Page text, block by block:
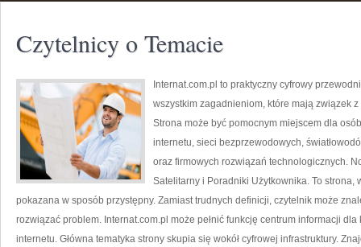
Czytelnicy o Temacie
Internat.com.pl to praktyczny cyfrowy
wszystkim zagadnieniom, które mają związek
Strona może być pomocnym miejscem dla
internetu, sieci bezprzewodowych,
oraz firmowych rozwiązań technologicznych.
Satelitarny i Poradniki Użytkownika. To strona,
pokazana w sposób przystępny. Zamiast trudnych definicji, czytelnik może
rozwiązać problem. Internat.com.pl może pełnić funkcję centrum informacji
internetu. Główna tematyka strony skupia się wokół cyfrowej infrastruktury.